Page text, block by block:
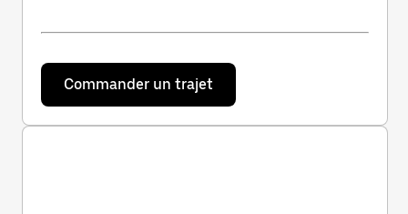
Commander un trajet